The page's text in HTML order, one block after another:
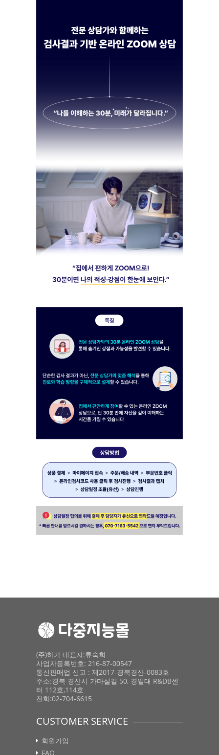
(주)하가 대표자:류숙희
사업자등록번호: 216-87-00547
통신판매업 신고 : 제2017-경북경산-0083호
주소:경북 경산시 가마실길 50, 경일대 R&DB센
터 112호,114호
전화:02-704-6615
CUSTOMER SERVICE
회원가입
FAQ